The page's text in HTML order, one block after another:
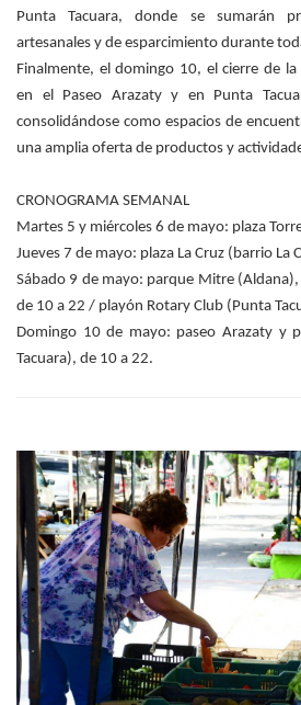
Punta Tacuara, donde se sumarán
artesanales y de esparcimiento durante
Finalmente, el domingo 10, el cierre de
en el Paseo Arazaty y en Punta
consolidándose como espacios de
una amplia oferta de productos y
CRONOGRAMA SEMANAL
Martes 5 y miércoles 6 de mayo: plaza
Jueves 7 de mayo: plaza La Cruz (barrio La
Sábado 9 de mayo: parque Mitre
de 10 a 22 / playón Rotary Club (Punta
Domingo 10 de mayo: paseo Arazaty y
Tacuara), de 10 a 22.